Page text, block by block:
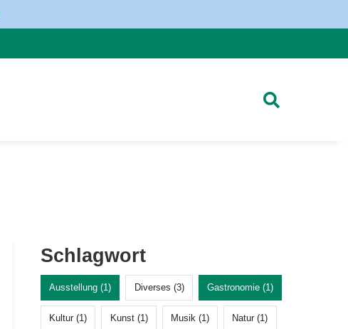
Schlagwort
Ausstellung (1) Diverses (3) Gastronomie (1)
Kultur (1) Kunst (1) Musik (1) Natur (1)